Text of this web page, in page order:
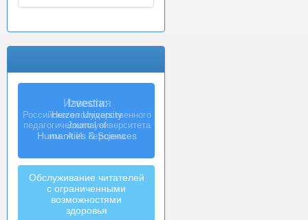
Izvestia:
Herzen University
Journal of
Humanities & Sciences
Обслуживание читателей
с ограниченными
возможностями
здоровья